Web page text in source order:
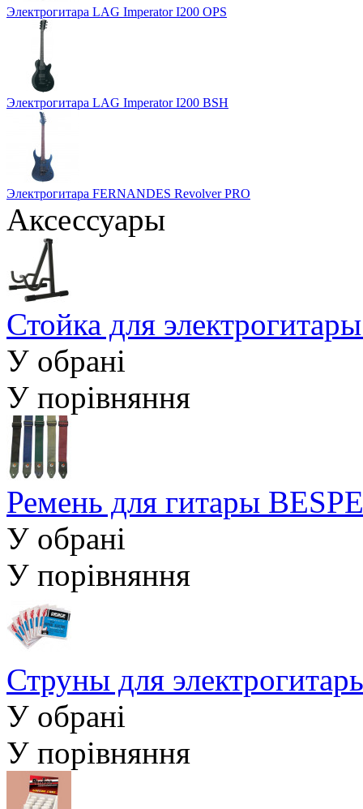
Электрогитара LAG Imperator I200 OPS
Электрогитара LAG Imperator I200 BSH
Электрогитара FERNANDES Revolver PRO
Аксессуары
Стойка для
У обрані
У порівняння
Ремень для гитары
У обрані
У порівняння
Струны для
У обрані
У порівняння